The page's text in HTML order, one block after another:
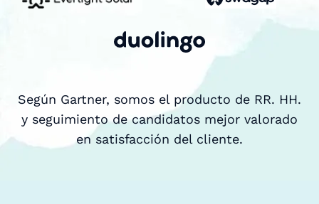
Según Gartner, somos el producto de RR. HH.
y seguimiento de candidatos mejor valorado
en satisfacción del cliente.